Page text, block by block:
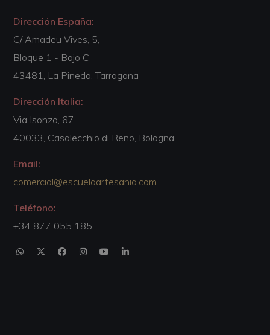
Dirección España:
C/ Amadeu Vives, 5,
Bloque 1 - Bajo C
43481, La Pineda, Tarragona
Dirección Italia:
Via Isonzo, 67
40033, Casalecchio di Reno, Bologna
Email:
comercial@escuelaartesania.com
Teléfono:
+34 877 055 185